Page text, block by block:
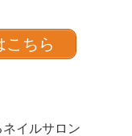
こちら
ネイルサロン